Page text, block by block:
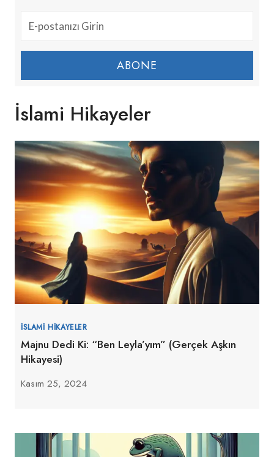
ABONE
İslami Hikayeler
İSLAMI HIKAYELER
Majnu Dedi Ki: “Ben Leyla’yım” (Gerçek Aşkın
Hikayesi)
Kasım 25, 2024